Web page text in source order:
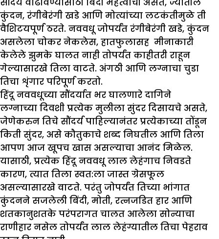
कुंदन, रंगीबेरंगी खडे आणि मोत्यांच्या लटकंतीमुळे ती
वैशिटयपूर्ण ठरते. नववधू जोपर्यंत रंगीबेरंगी खडे, कुंदन
असलेला चोकर नेकलेस, हातफुलासह मीनाकारी
केलेले झुमके घालत नाही तोपर्यंत काहीतरी राहून
गेल्यासारखे तिला वाटते. अंगठी आणि लग्नाचा चुडा
तिचा शृंगार परिपूर्ण करतो.
हिंदू नववधूच्या सौंदर्यात भर घालणारे दागिने
लग्नाच्या दिवशी प्रत्येक मुलीला सुंदर दिसायचे असते,
जेणेकरुन तिचे सौंदर्य पाहिल्यानंतर प्रत्येकाच्या तोंडून
किती सुंदर, असे कौतुकाचे शब्द निघतील आणि तिला
आपण आज खूपच खास असल्याचा आनंद मिळेल.
यासाठी, प्रत्येक हिंदू नववधू लाल लेहंगाच निवडते
कारण, त्यात तिला स्वत:ला जास्त ग्रेसफूल
असल्यासारखे वाटते. परंतु जोपर्यंत तिच्या भांगात
कुंदनने सजलेली बिंदी, मोती, रत्नजडित हार आणि
शतकानुशतके परंपरागत चालत आलेला सोन्याचा
राणीहार नसेल तोपर्यंत लाल लेहंग्यातील तिचा पेहराव